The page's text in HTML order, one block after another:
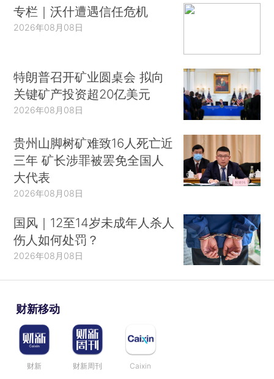
专栏｜沃什遭遇信任危机
2026年08月08日
特朗普召开矿业圆桌会 拟向
关键矿产投资超20亿美元
2026年08月08日
贵州山脚树矿难致16人死亡近
三年 矿长涉罪被罢免全国人
大代表
2026年08月08日
国风｜12至14岁未成年人杀人
伤人如何处罚？
2026年08月08日
财新移动
财新 财新周刊 Caixin